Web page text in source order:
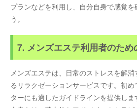
プランなどを利用し、自分自身で感覚を
う。
7. メンズエステ利用者のため
メンズエステは、日常のストレスを解
るリラクゼーションサービスです。初
ターにも適したガイドラインを提供し